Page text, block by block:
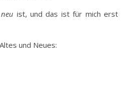
neu ist, und das ist für mich erst
und Neues: